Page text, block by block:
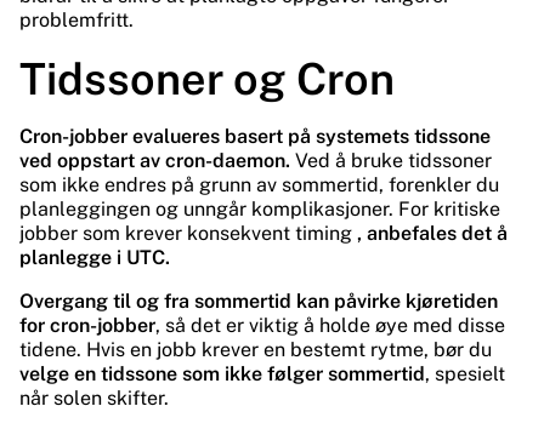
problemfritt.
Tidssoner og Cron
Cron-jobber evalueres basert på systemets tidssone
ved oppstart av cron-daemon. Ved å bruke tidssoner
som ikke endres på grunn av sommertid, forenkler du
planleggingen og unngår komplikasjoner. For kritiske
jobber som krever konsekvent timing , anbefales det å
planlegge i UTC.
Overgang til og fra sommertid kan påvirke kjøretiden
for cron-jobber, så det er viktig å holde øye med disse
tidene. Hvis en jobb krever en bestemt rytme, bør du
velge en tidssone som ikke følger sommertid, spesielt
når solen skifter.